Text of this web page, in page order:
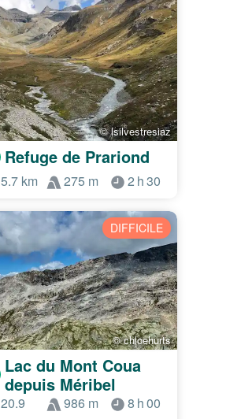
© lsilvestresiaz
Refuge de Prariond
5.7 km 275 m 2 h 30
DIFFICILE
© chloehurts
Lac du Mont Coua
depuis Méribel
20.9
986 m 8 h 00